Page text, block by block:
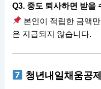
Q3. 중도 퇴사하면 받을
본인이 적립한 금액
은 지급되지 않습니다.
청년내일채움공